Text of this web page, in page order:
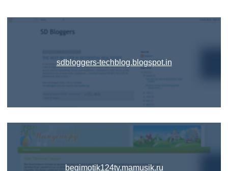
sdbloggers-techblog.blogspot.in
begimotik124ty.mamusik.ru